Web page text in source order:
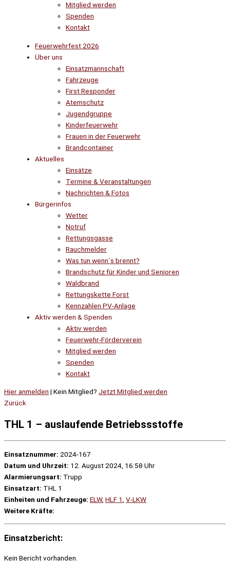
Mitglied werden
Spenden
Kontakt
Feuerwehrfest 2026
Über uns
Einsatzmannschaft
Fahrzeuge
First Responder
Atemschutz
Jugendgruppe
Kinderfeuerwehr
Frauen in der Feuerwehr
Brandcontainer
Aktuelles
Einsätze
Termine & Veranstaltungen
Nachrichten & Fotos
Bürgerinfos
Wetter
Notruf
Rettungsgasse
Rauchmelder
Was tun wenn´s brennt?
Brandschutz für Kinder und Senioren
Waldbrand
Rettungskette Forst
Kennzahlen PV-Anlage
Aktiv werden & Spenden
Aktiv werden
Feuerwehr-Förderverein
Mitglied werden
Spenden
Kontakt
Hier anmelden | Kein Mitglied? Jetzt Mitglied werden
Zurück
THL 1 – auslaufende Betriebssstoffe
Einsatznummer: 2024-167
Datum und Uhrzeit: 12. August 2024, 16:58 Uhr
Alarmierungsart: Trupp
Einsatzart: THL 1
Einheiten und Fahrzeuge: ELW, HLF 1 V-LKW
Weitere Kräfte:
Einsatzbericht:
Kein Bericht vorhanden.